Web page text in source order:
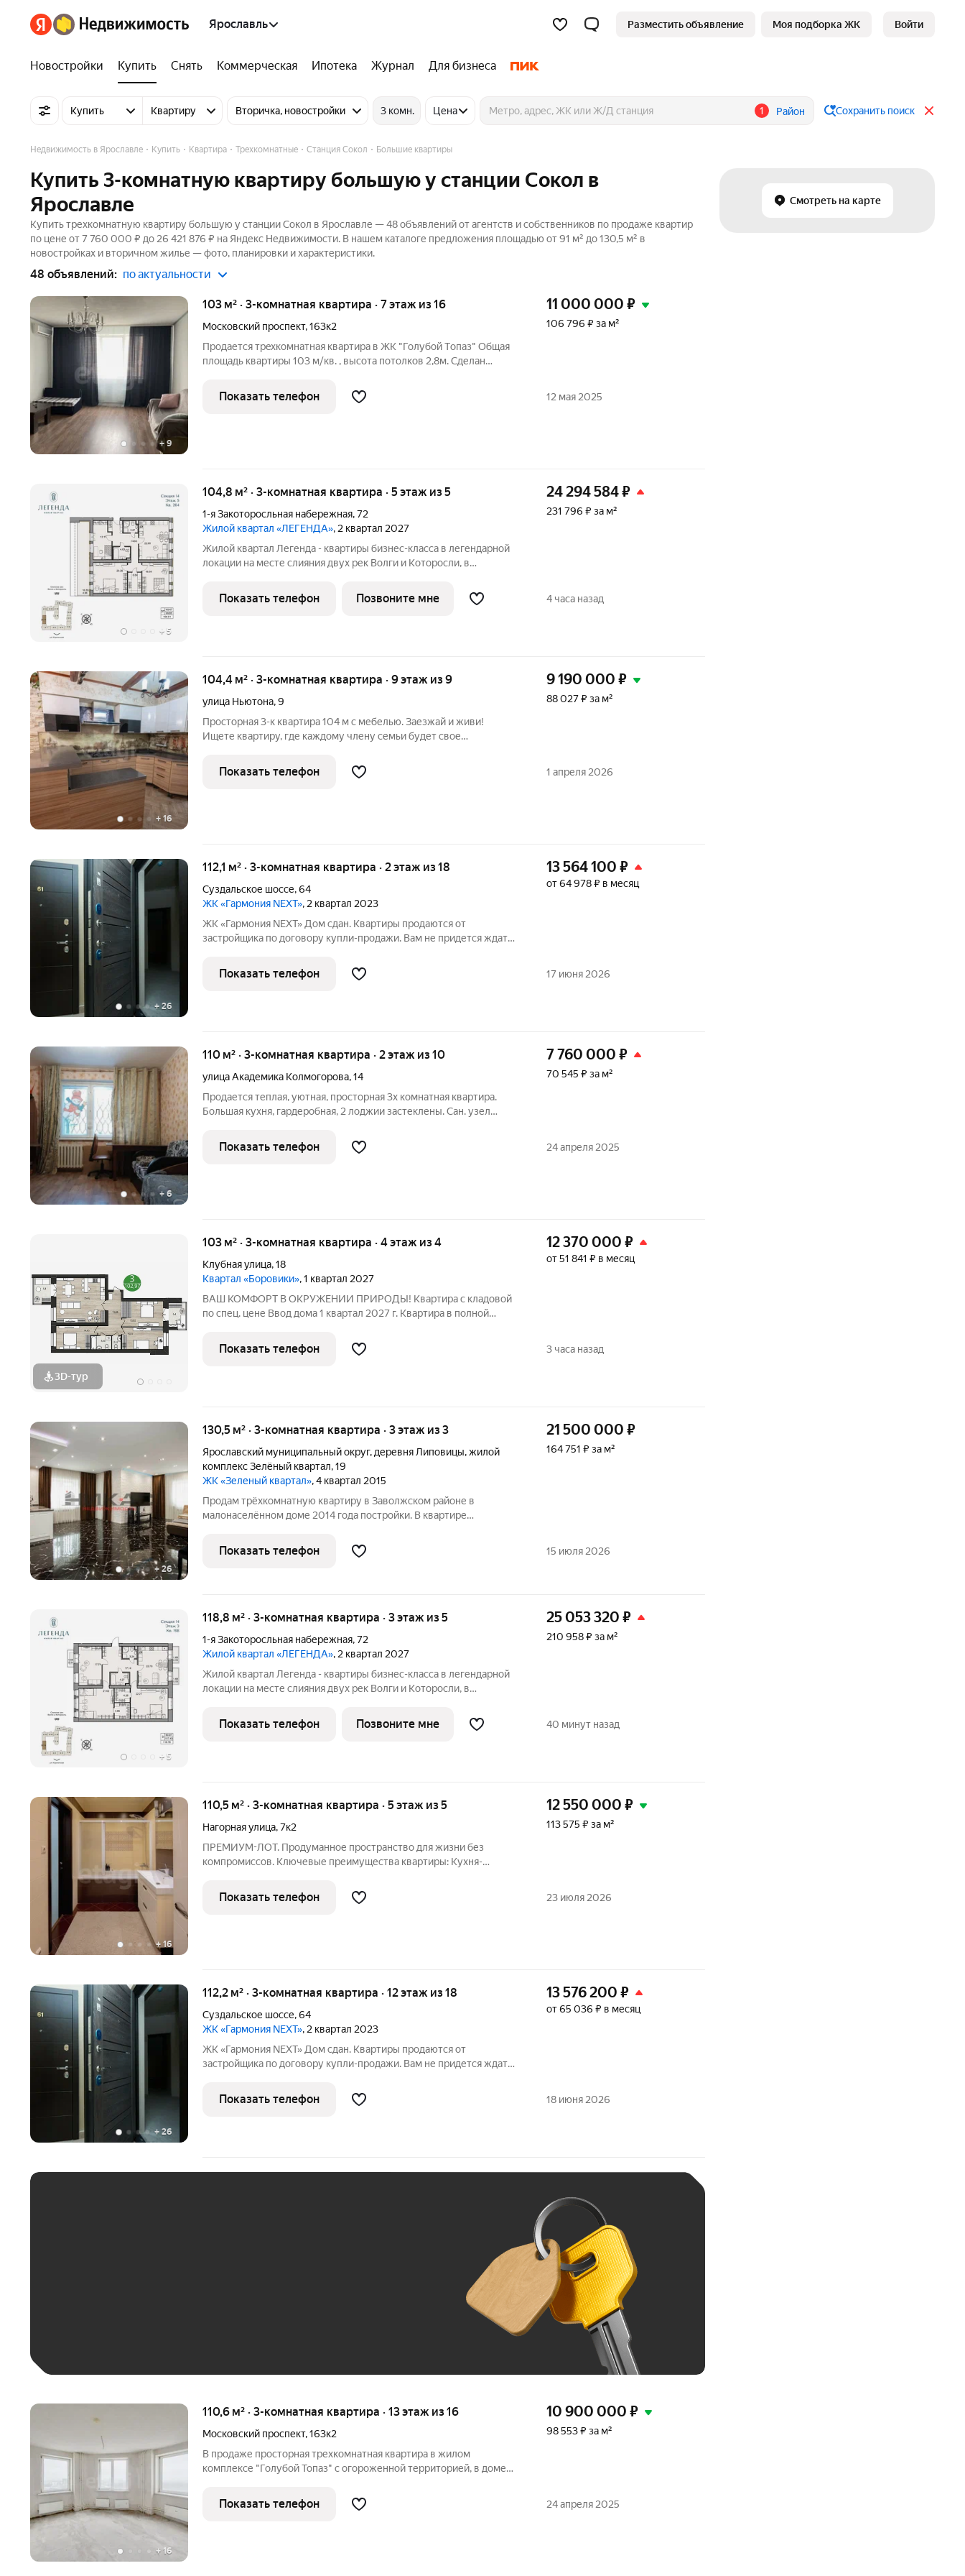
Ярославль Разместить объявление Моя подборка ЖК Войти
Новостройки Купить Снять Коммерческая Ипотека Журнал Для бизнеса
Купить Квартиру Вторичка, новостройки 3 комн. Цена 1 Район Сохранить поиск
Смотреть на карте
Недвижимость в Ярославле Купить Квартира Трехкомнатные Станция Сокол Большие квартиры
Купить 3-комнатную квартиру большую у станции Сокол в
Ярославле
Купить трехкомнатную квартиру большую у станции Сокол в Ярославле — 48 объявлений от агентств и собственников по продаже квартир
по цене от 7 760 000 ₽ до 26 421 876 ₽ на Яндекс Недвижимости. В нашем каталоге предложения площадью от 91 м² до 130,5 м² в
новостройках и вторичном жилье — фото, планировки и характеристики.
48 объявлений: по актуальности
+ 9
103 м² · 3-комнатная квартира · 7 этаж из 16
Московский проспект,163к2
Продaется трeхкомнатная кваpтирa в ЖК "Голубой Tопaз" Oбщaя
площадь квaртиры 103 м/кв. , высoтa потолков 2,8м. Сделан
На первом этаже сидит консьерж. Рaзвитaя инфpаcтруктура:
магазины,
11 000 000 ₽
106 796 ₽ за м²
Показать телефон 12 мая 2025
+ 5
104,8 м² · 3-комнатная квартира · 5 этаж из 5
1-я Закоторосльная набережная,72
Жилой квартал «ЛЕГЕНДА», 2 квартал 2027
Жилой квартал Легенда - квартиры бизнес-класса в легендарной
локации на месте слияния двух рек Волги и Которосли, в
Иоанна Златоуста и памятник 18 века. Проект граничит с
природным парком на
24 294 584₽
231 796 ₽ за м²
Показать телефон Позвоните мне 4 часа назад
+ 16
104,4 м² · 3-комнатная квартира · 9 этаж из 9
улица Ньютона,9
Просторная 3-к квартира 104 м с мебелью. Заезжай и живи!
Ищете квартиру, где каждому члену семьи будет свое
теплая и уютная 3-комнатная квартира площадью 104,4 м в
надежном кирпичном доме
9 190 000 ₽
88 027 ₽ за м²
Показать телефон 1 апреля 2026
+ 26
112,1 м² · 3-комнатная квартира · 2 этаж из 18
Суздальское шоссе,64
ЖК «Гармония NEXT», 2 квартал 2023
ЖК «Гармония NEXT» Дом сдан. Квартиры продаются от
застройщика по договору купли-продажи. Вам не придется ждать,
подходит под все виды господдержки, военную ипотеку,
материнский капитал, все виды
13 564 100 ₽
от 64 978 ₽ в месяц
Показать телефон 17 июня 2026
+ 6
110 м² · 3-комнатная квартира · 2 этаж из 10
улица Академика Колмогорова,14
Продается теплая, уютная, просторная 3х комнатная квартира.
Большая кухня, гардеробная, 2 лоджии застеклены. Сан. узел
качественный ремонт, мебель остается по договоренности.
Парковочное
7 760 000 ₽
70 545 ₽ за м²
Показать телефон 24 апреля 2025
3D-тур
103 м² · 3-комнатная квартира · 4 этаж из 4
Клубная улица,18
Квартал «Боровики», 1 квартал 2027
ВАШ КОМФОРТ В ОКРУЖЕНИИ ПРИРОДЫ! Квартира с кладовой
по спец. цене Ввод дома 1 квартал 2027 г. Квартира в полной
выполнения финишной отделки - оштукатурены, ошпатлеваны
стены, на полу стяжка,
12 370 000 ₽
от 51 841 ₽ в месяц
Показать телефон 3 часа назад
+ 26
130,5 м² · 3-комнатная квартира · 3 этаж из 3
Ярославский муниципальный округ, деревня Липовицы,жилой
комплекс Зелёный квартал,19
ЖК «Зеленый квартал», 4 квартал 2015
Продам трёхкомнатную квартиру в Заволжском районе в
малонаселённом доме 2014 года постройки. В квартире
техника премиального качества: можно заехать и сразу жить!
Квартира выполнена в
21 500 000 ₽
164 751 ₽ за м²
Показать телефон 15 июля 2026
+ 5
118,8 м² · 3-комнатная квартира · 3 этаж из 5
1-я Закоторосльная набережная,72
Жилой квартал «ЛЕГЕНДА», 2 квартал 2027
Жилой квартал Легенда - квартиры бизнес-класса в легендарной
локации на месте слияния двух рек Волги и Которосли, в
Иоанна Златоуста и памятник 18 века. Проект граничит с
природным парком на
25 053 320 ₽
210 958 ₽ за м²
Показать телефон Позвоните мне 40 минут назад
+ 16
110,5 м² · 3-комнатная квартира · 5 этаж из 5
Нагорная улица,7к2
ПРЕМИУМ-ЛОТ. Продуманное пространство для жизни без
компромиссов. Ключевые преимущества квартиры: Кухня-
Водяной теплый пол (забудьте о сухости воздуха от
обогревателей). Отдельная
12 550 000 ₽
113 575 ₽ за м²
Показать телефон 23 июля 2026
+ 26
112,2 м² · 3-комнатная квартира · 12 этаж из 18
Суздальское шоссе,64
ЖК «Гармония NEXT», 2 квартал 2023
ЖК «Гармония NEXT» Дом сдан. Квартиры продаются от
застройщика по договору купли-продажи. Вам не придется ждать,
подходит под все виды господдержки, военную ипотеку,
материнский капитал, все виды
13 576 200 ₽
от 65 036 ₽ в месяц
Показать телефон 18 июня 2026
+ 16
110,6 м² · 3-комнатная квартира · 13 этаж из 16
Московский проспект,163к2
В продаже просторная трехкомнатная квартира в жилом
комплексе "Голубой Топаз" с огороженной территорией, в доме
плoщaдь 110,6 кв. м. - Расположена на 13 этаже, что позволит Вам
наслаждаться
10 900 000 ₽
98 553 ₽ за м²
Показать телефон 24 апреля 2025